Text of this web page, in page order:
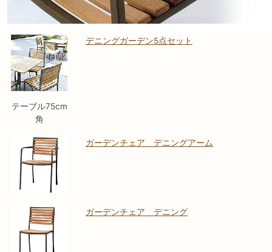
テーブル75cm
角
デニングガーデン5点セット
ガーデンチェア デニングアーム
ガーデンチェア デニング